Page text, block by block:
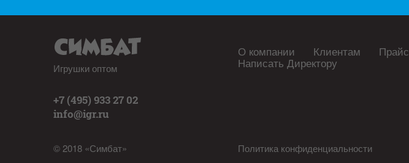
Игрушки оптом
+7 (495) 933 27 02
info@igr.ru
© 2018 «Симбат»
О компании Клиентам Прайс
Написать Директору
Политика конфиденциальности